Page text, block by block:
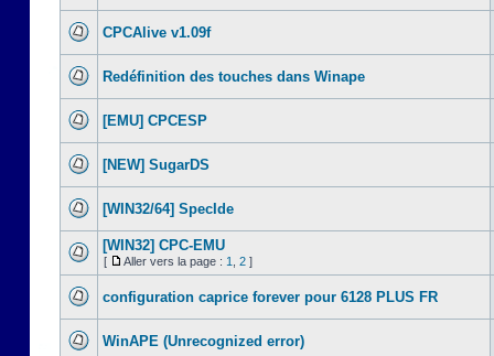
CPCAlive v1.09f
Redéfinition des touches dans Winape
[EMU] CPCESP
[NEW] SugarDS
[WIN32/64] SpecIde
[WIN32] CPC-EMU
[ Aller vers la page : 1 2 ]
configuration caprice forever pour 6128 PLUS FR
WinAPE (Unrecognized error)